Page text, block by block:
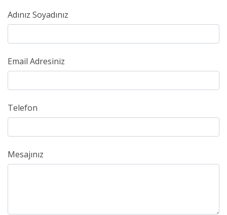
Adınız Soyadınız
Email Adresiniz
Telefon
Mesajınız